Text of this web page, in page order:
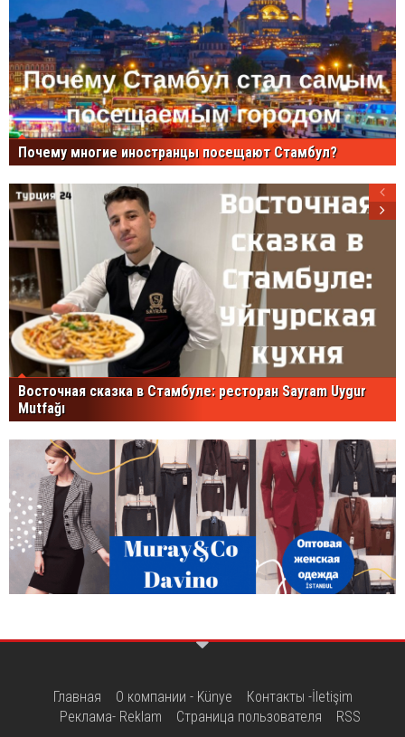
Почему многие иностранцы посещают Стамбул?
Восточная сказка в Стамбуле: ресторан Sayram Uygur
Mutfağı
Главная О компании - Künye
Контакты -İletişim
Реклама- Reklam
Страница пользователя RSS